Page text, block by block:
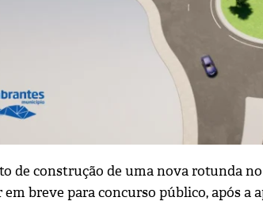
de construção de uma nova rotunda
em breve para concurso público, após